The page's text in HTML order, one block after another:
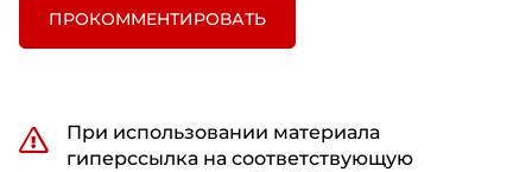
ПРОКОММЕНТИРОВАТЬ
При использовании материала
гиперссылка на соответствующую